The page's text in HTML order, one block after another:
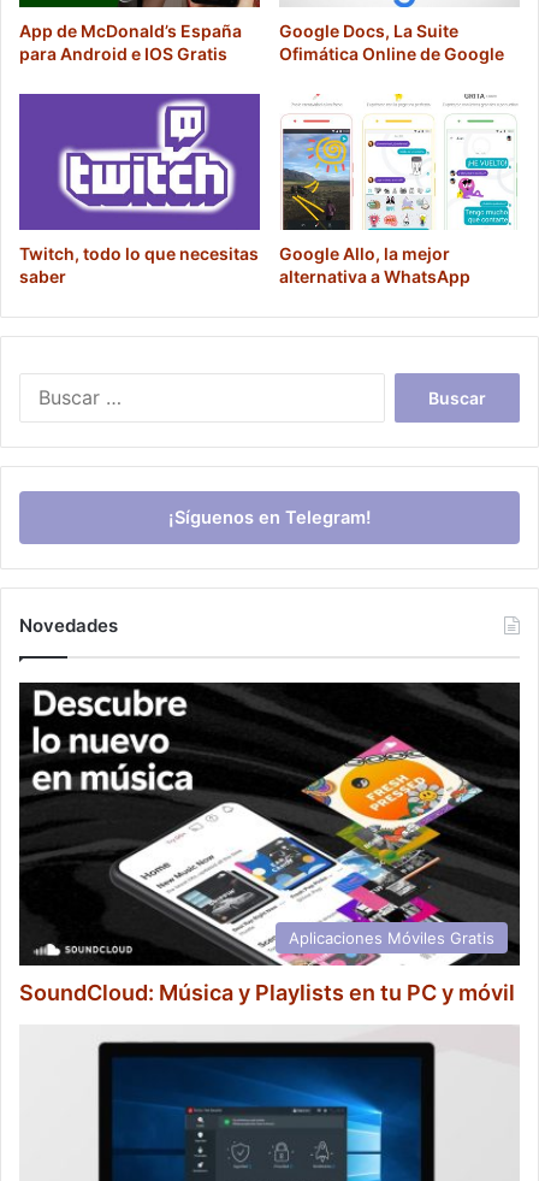
App de McDonald’s España
para Android e IOS Gratis
Google Docs, La Suite
Ofimática Online de Google
Twitch, todo lo que necesitas
saber
Google Allo, la mejor
alternativa a WhatsApp
¡Síguenos en Telegram!
Novedades
Aplicaciones Móviles Gratis
SoundCloud: Música y Playlists en tu PC y móvil